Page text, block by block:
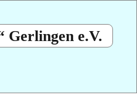
Gerlingen e.V.